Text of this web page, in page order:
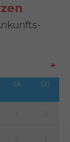
SA SO